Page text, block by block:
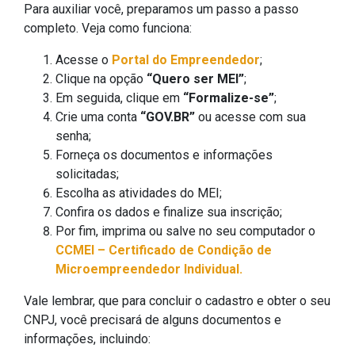
Para auxiliar você, preparamos um passo a passo
completo. Veja como funciona:
Acesse o Portal do Empreendedor;
Clique na opção “Quero ser MEI”;
Em seguida, clique em “Formalize-se”;
Crie uma conta “GOV.BR” ou acesse com sua
senha;
Forneça os documentos e informações
solicitadas;
Escolha as atividades do MEI;
Confira os dados e finalize sua inscrição;
Por fim, imprima ou salve no seu computador o
CCMEI – Certificado de Condição de
Microempreendedor Individual.
Vale lembrar, que para concluir o cadastro e obter o seu
CNPJ, você precisará de alguns documentos e
informações, incluindo: